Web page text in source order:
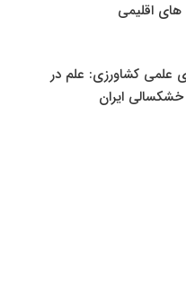
های اقلیمی
علمی کشاورزی: علم در
خشکسالی ایران